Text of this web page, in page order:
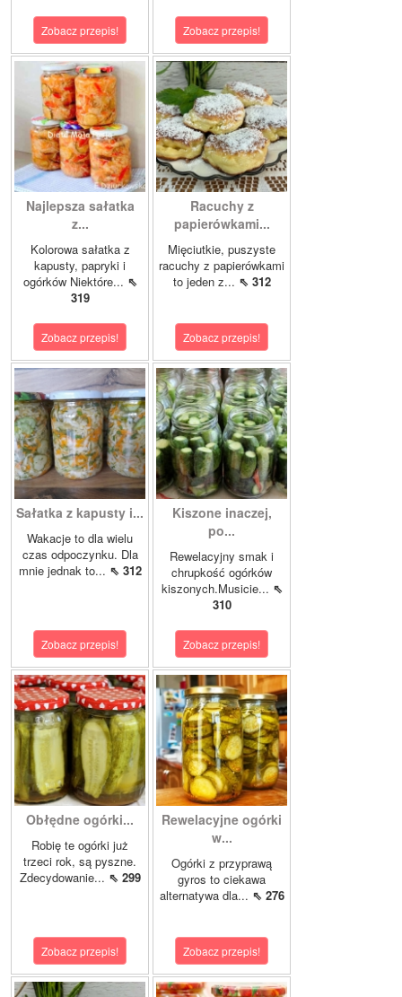
Zobacz przepis! Zobacz przepis!
Najlepsza sałatka
z...
Kolorowa sałatka z
kapusty, papryki i
ogórków Niektóre... ⇖
319
Zobacz przepis!
Racuchy z
papierówkami...
Mięciutkie, puszyste
racuchy z papierówkami
to jeden z... ⇖ 312
Zobacz przepis!
Sałatka z kapusty i...
Wakacje to dla wielu
czas odpoczynku. Dla
mnie jednak to... ⇖ 312
Zobacz przepis!
Kiszone inaczej,
po...
Rewelacyjny smak i
chrupkość ogórków
kiszonych.Musicie... ⇖
310
Zobacz przepis!
Obłędne ogórki...
Robię te ogórki już
trzeci rok, są pyszne.
Zdecydowanie... ⇖ 299
Zobacz przepis!
Rewelacyjne ogórki
w...
Ogórki z przyprawą
gyros to ciekawa
alternatywa dla... ⇖ 276
Zobacz przepis!